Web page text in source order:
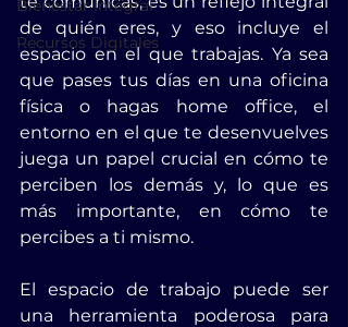
Bienestar Integral
Recursos Digitales
de quién eres, y eso incluye el
espacio en el que trabajas. Ya sea
que pases tus días en una oficina
física o hagas home office, el
entorno en el que te desenvuelves
juega un papel crucial en cómo te
perciben los demás y, lo que es
más importante, en cómo te
percibes a ti mismo.
El espacio de trabajo puede ser
una herramienta poderosa para